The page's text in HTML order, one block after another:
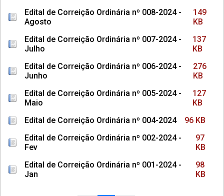
Edital de Correição Ordinária nº 008-2024 -
Agosto
149
KB
Edital de Correição Ordinária nº 007-2024 -
Julho
137
KB
Edital de Correição Ordinária nº 006-2024 -
Junho
276
KB
Edital de Correição Ordinária nº 005-2024 -
Maio
127
KB
Edital de Correição Ordinária nº 004-2024
96 KB
Edital de Correição Ordinária nº 002-2024 -
Fev
97
KB
Edital de Correição Ordinária nº 001-2024 -
Jan
98
KB